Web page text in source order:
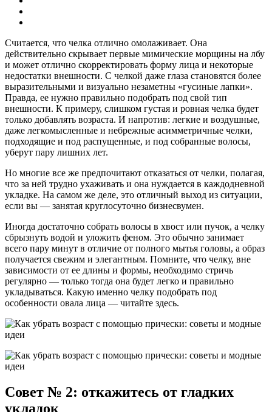
Считается, что челка отлично омолаживает. Она
действительно скрывает первые мимические морщины на лбу
и может отлично скорректировать форму лица и некоторые
недостатки внешности. С челкой даже глаза становятся более
выразительными и визуально незаметны «гусиные лапки».
Правда, ее нужно правильно подобрать под свой тип
внешности. К примеру, слишком густая и ровная челка будет
только добавлять возраста. И напротив: легкие и воздушные,
даже легкомысленные и небрежные асимметричные челки,
подходящие и под распущенные, и под собранные волосы,
уберут пару лишних лет.
Но многие все же предпочитают отказаться от челки, полагая,
что за ней трудно ухаживать и она нуждается в каждодневной
укладке. На самом же деле, это отличный выход из ситуации,
если вы — занятая круглосуточно бизнесвумен.
Иногда достаточно собрать волосы в хвост или пучок, а челку
сбрызнуть водой и уложить феном. Это обычно занимает
всего пару минут в отличие от полного мытья головы, а образ
получается свежим и элегантным. Помните, что челку, вне
зависимости от ее длины и формы, необходимо стричь
регулярно — только тогда она будет легко и правильно
укладываться. Какую именно челку подобрать под
особенности овала лица — читайте здесь.
Совет № 2: откажитесь от гладких
укладок